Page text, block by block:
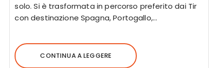
solo. Si è trasformata in percorso preferito dai Tir
con destinazione Spagna, Portogallo,…
CONTINUA A LEGGERE